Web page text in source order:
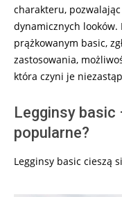
charakteru,
dynamicznych
prążkowanym basic,
zastosowania,
która czyni je
Legginsy basic
popularne?
Legginsy basic cieszą